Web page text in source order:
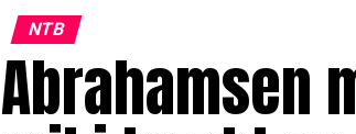
NTB
Abrahamsen